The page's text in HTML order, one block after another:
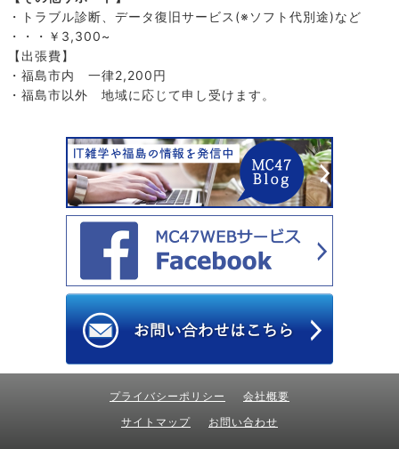
・トラブル診断、データ復旧サービス(※ソフト代別途)など
・・・￥3,300~
【出張費】
・福島市内 一律2,200円
・福島市以外 地域に応じて申し受けます。
プライバシーポリシー
会社概要
サイトマップ
お問い合わせ